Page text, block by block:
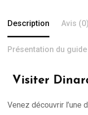
Description Avis (0)
Présentation du guide
Visiter
Venez découvrir l’une